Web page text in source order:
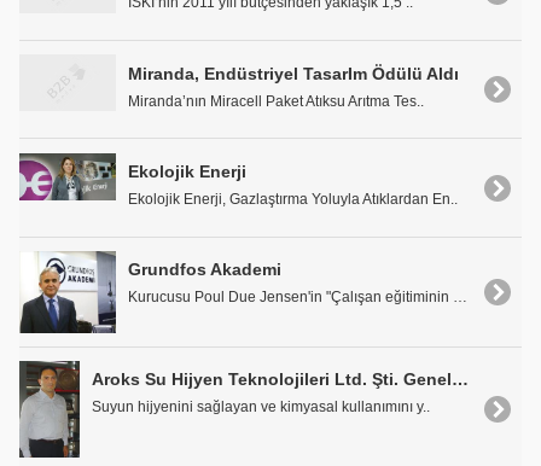
Miranda, Endüstriyel TasarIm Ödülü Aldı
Miranda’nın Miracell Paket Atıksu Arıtma Tes..
Ekolojik Enerji
Ekolojik Enerji, Gazlaştırma Yoluyla Atıklardan En..
Grundfos Akademi
Kurucusu Poul Due Jensen'in "Çalışan eğitiminin ma..
Aroks Su Hijyen Teknolojileri Ltd. Şti. Genel Müdürü H. Can Sükan: "İyonizasyon hem Tasarruf hem Suda Kalite Sağlıyor!.."
Suyun hijyenini sağlayan ve kimyasal kullanımını y..